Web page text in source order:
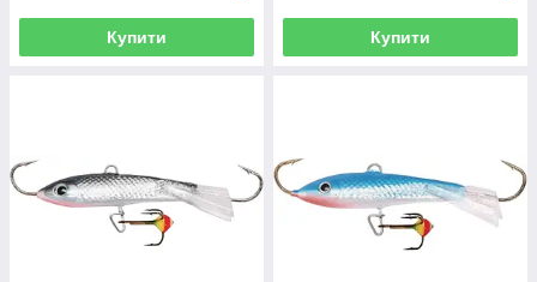
Купити Купити